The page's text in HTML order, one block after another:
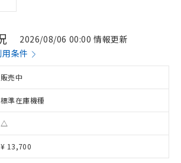
2026/08/06 00:00 情報更新
条件
販売中
標準在庫機種
△
¥ 13,700